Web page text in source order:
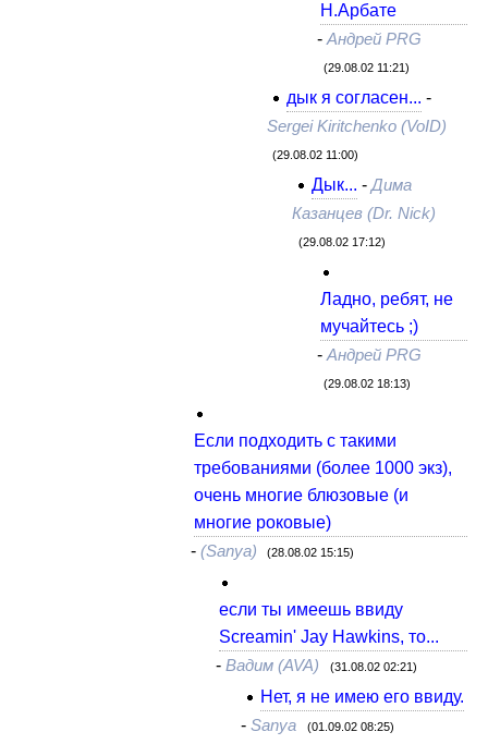
Н.Арбате
-Андрей PRG
(29.08.02 11:21)
дык я согласен... -
Sergei Kiritchenko (VoID)
(29.08.02 11:00)
Дык... -Дима
Казанцев (Dr. Nick)
(29.08.02 17:12)
Ладно, ребят, не
мучайтесь ;)
-Андрей PRG
(29.08.02 18:13)
Если подходить с такими
требованиями (более 1000 экз),
очень многие блюзовые (и
многие роковые)
- (Sanya) (28.08.02 15:15)
если ты имеешь ввиду
Screamin' Jay Hawkins, то...
- Вадим (AVA) (31.08.02 02:21)
Нет, я не имею его ввиду.
-Sanya (01.09.02 08:25)